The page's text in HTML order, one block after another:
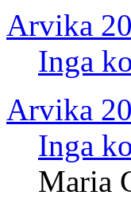
Arvika
Inga
Arvika
Inga
Maria